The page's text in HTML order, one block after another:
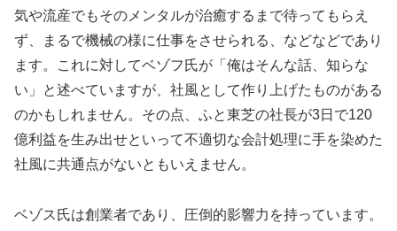
気や流産でもそのメンタルが治癒するまで待ってもらえ
ず、まるで機械の様に仕事をさせられる、などなどであり
ます。これに対してベゾフ氏が「俺はそんな話、知らな
い」と述べていますが、社風として作り上げたものがある
のかもしれません。その点、ふと東芝の社長が3日で120
億利益を生み出せといって不適切な会計処理に手を染めた
社風に共通点がないともいえません。
ベゾス氏は創業者であり、圧倒的影響力を持っています。